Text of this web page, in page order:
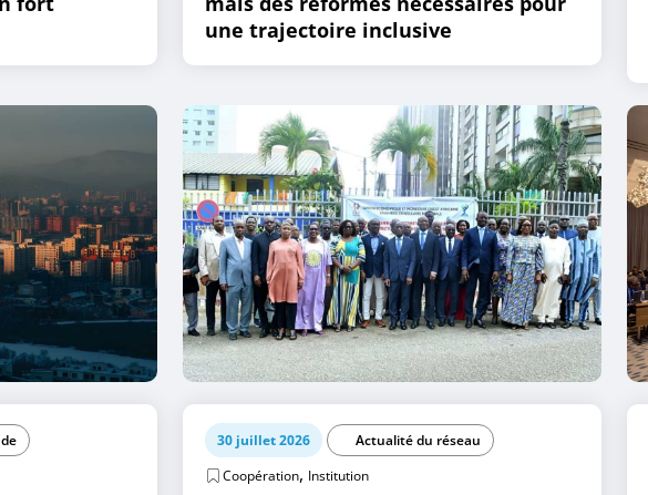
une trajectoire inclusive
30 juillet 2026
Actualité du réseau
Coopération, Institution